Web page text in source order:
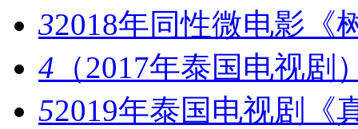
32018年同性微电影《
4 （2017年泰国电视
52019年泰国电视剧《